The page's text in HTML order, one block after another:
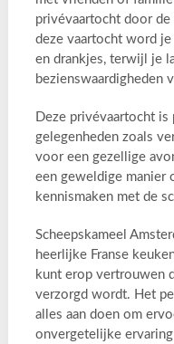
privévaartocht door de
deze vaartocht word
en drankjes, terwijl je
bezienswaardigheden
Deze privévaartocht
gelegenheden zoals
voor een gezellige
een geweldige manier
kennismaken met de
Scheepskameel
heerlijke Franse
kunt erop vertrouwen
verzorgd wordt. Het
alles aan doen om
onvergetelijke